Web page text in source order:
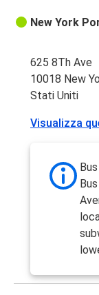
New York
625 8Th Ave
10018 New
Stati Uniti
Visualizza